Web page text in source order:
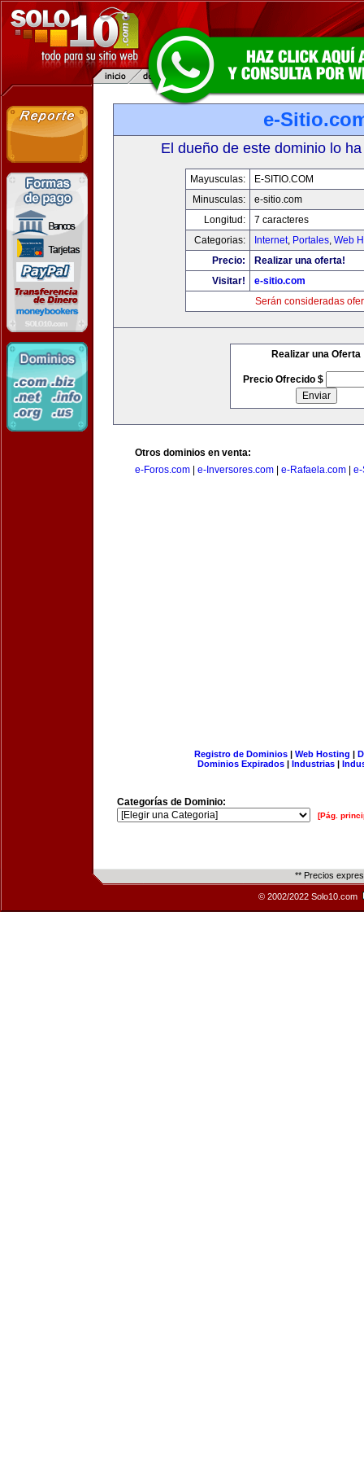
e-
El dueño de este dominio lo
Mayusculas:
E-SITIO.COM
Minusculas:
e-sitio.com
Longitud:
7 caracteres
Categorias:
Internet, Portales, Web
Precio:
Realizar una oferta!
Visitar!
e-sitio.com
Serán consideradas
Realizar una Oferta
Precio Ofrecido $
Otros dominios en venta:
e-Foros.com
e-Inversores.com e-Rafaela.com e-
Registro de Dominios| Web Hosting |
Dominios Expirados | Industrias |
Categorías de Dominio:
[Pág.
** Precios
© 2002/2022 Solo10.com